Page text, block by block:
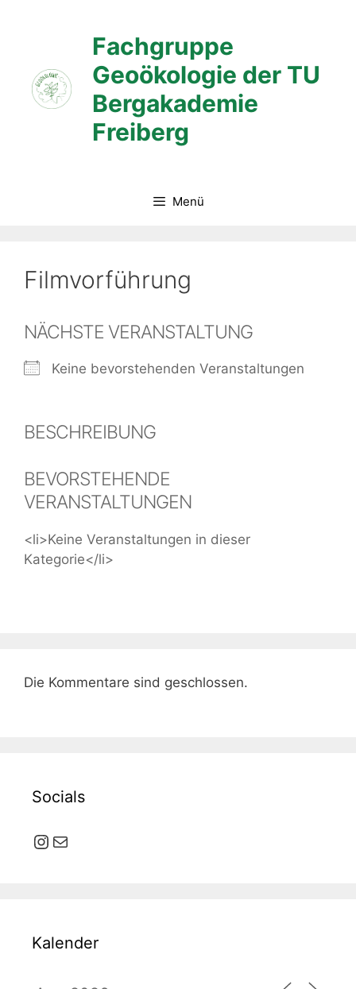
Fachgruppe
Geoökologie der TU
Bergakademie
Freiberg
Menü
Filmvorführung
NÄCHSTE VERANSTALTUNG
Keine bevorstehenden Veranstaltungen
BESCHREIBUNG
BEVORSTEHENDE
VERANSTALTUNGEN
<li>Keine Veranstaltungen in dieser
Kategorie</li>
Die Kommentare sind geschlossen.
Socials
Instagram
E-Mail
Kalender